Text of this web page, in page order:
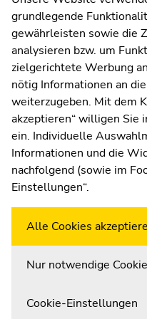
Moodle
UNIGRAZonline
Impressum
Datenschutzerklärung
Cookie-Einstellungen
Barrierefreiheitserklärung
WetterstationUni
grundlegende
gewährleisten sowie die
analysieren bzw. um
zielgerichtete Werbung
nötig Informationen an
weiterzugeben. Mit dem
akzeptieren“ willigen Sie
ein. Individuelle
Informationen und die
nachfolgend (sowie im
Einstellungen“.
Alle Cookies
Nur notwendige
Cookie-Einstellungen